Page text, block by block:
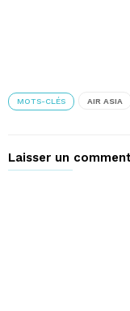
MOTS-CLÉS AIR ASIA
Laisser un